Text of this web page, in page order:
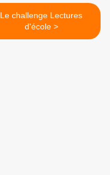
Le challenge Lectures
d'école >